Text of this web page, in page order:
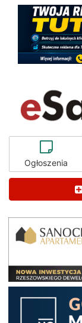
Ogłoszenia